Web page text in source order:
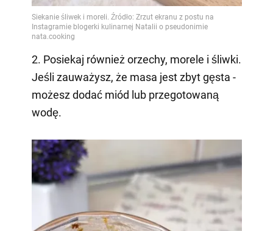
2. Posiekaj również orzechy, morele i śliwki.
Jeśli zauważysz, że masa jest zbyt gęsta -
możesz dodać miód lub przegotowaną
wodę.